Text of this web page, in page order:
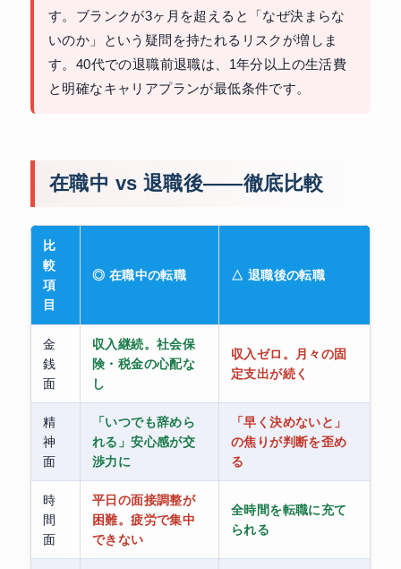
す。ブランクが3ヶ月を超えると「なぜ決まらな
いのか」という疑問を持たれるリスクが増しま
す。40代での退職前退職は、1年分以上の生活費
と明確なキャリアプランが最低条件です。
在職中 vs 退職後——徹底比較
比
較
項
目
◎ 在職中の転職 △ 退職後の転職
金
銭
面
収入継続。社会保
険・税金の心配な
し
収入ゼロ。月々の固
定支出が続く
精
神
面
「いつでも辞めら
れる」安心感が交
渉力に
「早く決めないと」
の焦りが判断を歪め
る
時
間
面
平日の面接調整が
困難。疲労で集中
できない
全時間を転職に充て
られる